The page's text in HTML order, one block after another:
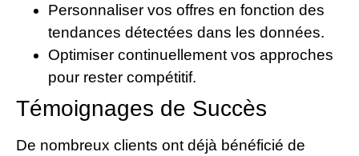
Personnaliser vos offres en fonction des
tendances détectées dans les données.
Optimiser continuellement vos approches
pour rester compétitif.
Témoignages de Succès
De nombreux clients ont déjà bénéficié de